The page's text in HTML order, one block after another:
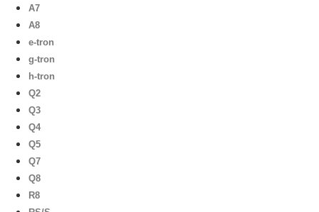
A7
A8
e-tron
g-tron
h-tron
Q2
Q3
Q4
Q5
Q7
Q8
R8